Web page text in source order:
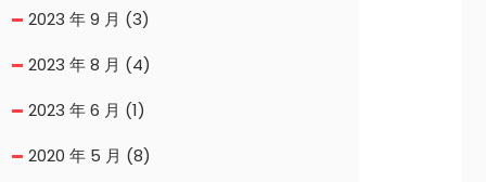
2023 年 9 月 (3)
2023 年 8 月 (4)
2023 年 6 月 (1)
2020 年 5 月 (8)